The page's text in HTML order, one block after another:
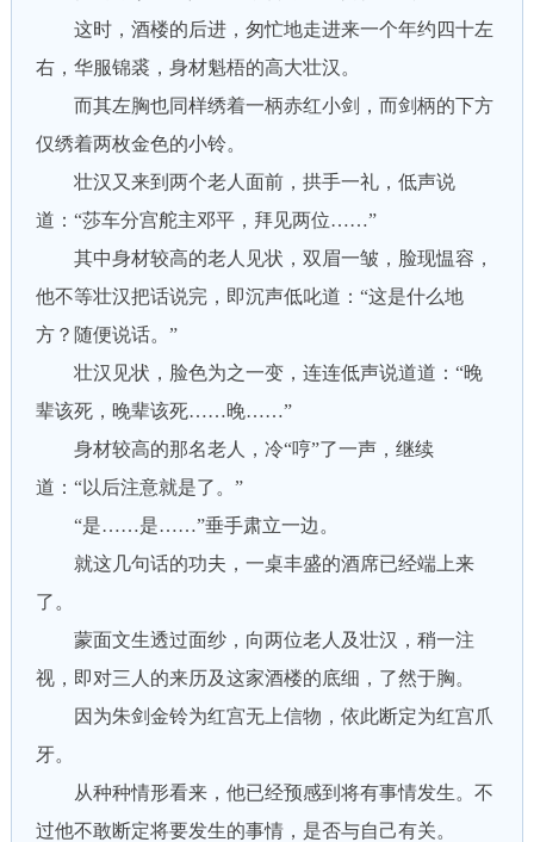
这时，酒楼的后进，匆忙地走进来一个年约四十左
右，华服锦裘，身材魁梧的高大壮汉。
而其左胸也同样绣着一柄赤红小剑，而剑柄的下方
仅绣着两枚金色的小铃。
壮汉又来到两个老人面前，拱手一礼，低声说
道：“莎车分宫舵主邓平，拜见两位……”
其中身材较高的老人见状，双眉一皱，脸现愠容，
他不等壮汉把话说完，即沉声低叱道：“这是什么地
方？随便说话。”
壮汉见状，脸色为之一变，连连低声说道道：“晚
辈该死，晚辈该死……晚……”
身材较高的那名老人，冷“哼”了一声，继续
道：“以后注意就是了。”
“是……是……”垂手肃立一边。
就这几句话的功夫，一桌丰盛的酒席已经端上来
了。
蒙面文生透过面纱，向两位老人及壮汉，稍一注
视，即对三人的来历及这家酒楼的底细，了然于胸。
因为朱剑金铃为红宫无上信物，依此断定为红宫爪
牙。
从种种情形看来，他已经预感到将有事情发生。不
过他不敢断定将要发生的事情，是否与自己有关。